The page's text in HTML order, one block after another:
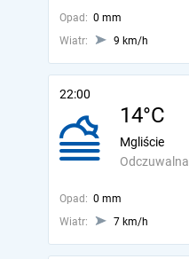
Opad: 0 mm
Wiatr:
9 km/h
22:00
14°C
Odczuwalna
Mgliście
Opad: 0 mm
Wiatr:
7 km/h